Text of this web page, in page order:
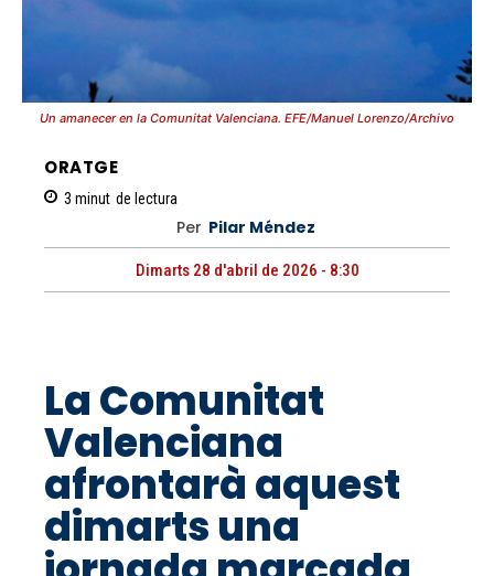
Un amanecer en la Comunitat Valenciana. EFE/Manuel Lorenzo/Archivo
ORATGE
3 minut de lectura
Per Pilar Méndez
Dimarts 28 d'abril de 2026 - 8:30
La Comunitat
Valenciana
afrontarà aquest
dimarts una